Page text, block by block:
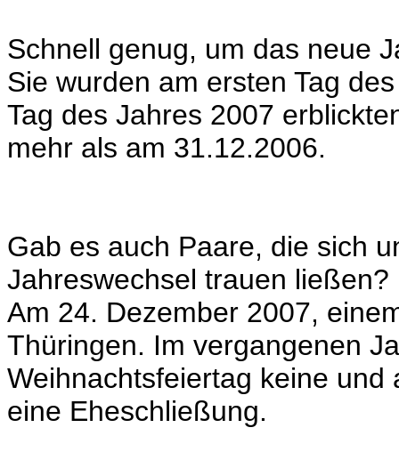
Schnell genug, um das neue
Sie wurden am ersten Tag
Tag des Jahres 2007
mehr als am 31.12.2006.
Gab es auch Paare, die sich
Jahreswechsel trauen ließen?
Am 24. Dezember 2007,
Thüringen. Im vergangenen
Weihnachtsfeiertag keine
eine Eheschließung.